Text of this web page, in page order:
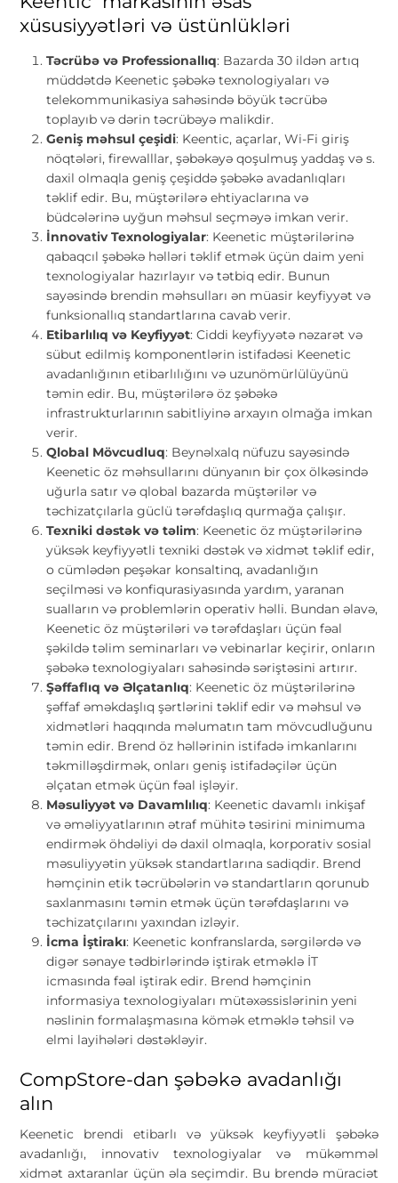
xüsusiyyətləri və üstünlükləri
Təcrübə və Professionallıq: Bazarda 30 ildən artıq
müddətdə Keenetic şəbəkə texnologiyaları və
telekommunikasiya sahəsində böyük təcrübə
toplayıb və dərin təcrübəyə malikdir.
Geniş məhsul çeşidi: Keentic, açarlar, Wi-Fi giriş
nöqtələri, firewalllar, şəbəkəyə qoşulmuş yaddaş və s.
daxil olmaqla geniş çeşiddə şəbəkə avadanlıqları
təklif edir. Bu, müştərilərə ehtiyaclarına və
büdcələrinə uyğun məhsul seçməyə imkan verir.
İnnovativ Texnologiyalar: Keenetic müştərilərinə
qabaqcıl şəbəkə həlləri təklif etmək üçün daim yeni
texnologiyalar hazırlayır və tətbiq edir. Bunun
sayəsində brendin məhsulları ən müasir keyfiyyət və
funksionallıq standartlarına cavab verir.
Etibarlılıq və Keyfiyyət: Ciddi keyfiyyətə nəzarət və
sübut edilmiş komponentlərin istifadəsi Keenetic
avadanlığının etibarlılığını və uzunömürlülüyünü
təmin edir. Bu, müştərilərə öz şəbəkə
infrastrukturlarının sabitliyinə arxayın olmağa imkan
verir.
Qlobal Mövcudluq: Beynəlxalq nüfuzu sayəsində
Keenetic öz məhsullarını dünyanın bir çox ölkəsində
uğurla satır və qlobal bazarda müştərilər və
təchizatçılarla güclü tərəfdaşlıq qurmağa çalışır.
Texniki dəstək və təlim: Keenetic öz müştərilərinə
yüksək keyfiyyətli texniki dəstək və xidmət təklif edir,
o cümlədən peşəkar konsaltinq, avadanlığın
seçilməsi və konfiqurasiyasında yardım, yaranan
sualların və problemlərin operativ həlli. Bundan əlavə,
Keenetic öz müştəriləri və tərəfdaşları üçün fəal
şəkildə təlim seminarları və vebinarlar keçirir, onların
şəbəkə texnologiyaları sahəsində səriştəsini artırır.
Şəffaflıq və Əlçatanlıq: Keenetic öz müştərilərinə
şəffaf əməkdaşlıq şərtlərini təklif edir və məhsul və
xidmətləri haqqında məlumatın tam mövcudluğunu
təmin edir. Brend öz həllərinin istifadə imkanlarını
təkmilləşdirmək, onları geniş istifadəçilər üçün
əlçatan etmək üçün fəal işləyir.
Məsuliyyət və Davamlılıq: Keenetic davamlı inkişaf
və əməliyyatlarının ətraf mühitə təsirini minimuma
endirmək öhdəliyi də daxil olmaqla, korporativ sosial
məsuliyyətin yüksək standartlarına sadiqdir. Brend
həmçinin etik təcrübələrin və standartların qorunub
saxlanmasını təmin etmək üçün tərəfdaşlarını və
təchizatçılarını yaxından izləyir.
İcma İştirakı: Keenetic konfranslarda, sərgilərdə və
digər sənaye tədbirlərində iştirak etməklə İT
icmasında fəal iştirak edir. Brend həmçinin
informasiya texnologiyaları mütəxəssislərinin yeni
nəslinin formalaşmasına kömək etməklə təhsil və
elmi layihələri dəstəkləyir.
CompStore-dan şəbəkə avadanlığı
alın
Keenetic brendi etibarlı və yüksək keyfiyyətli şəbəkə
avadanlığı, innovativ texnologiyalar və mükəmməl
xidmət axtaranlar üçün əla seçimdir. Bu brendə müraciət